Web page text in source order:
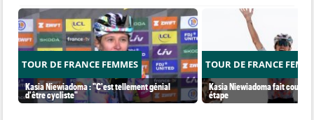
TOUR DE FRANCE FEMMES
Kasia Niewiadoma : "C'est tellement génial
d'être cycliste"
TOUR DE FRANCE
Kasia Niewiadoma fait coup
étape